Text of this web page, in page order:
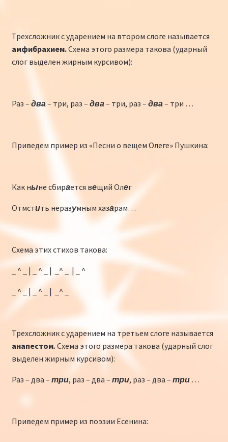
Трехсложник с ударением на втором слоге называется
амфибрахием.Схема этого размера такова (ударный
слог выделен жирным курсивом):
Раз – два– три, раз – два– три, раз – два– три …
Приведем пример из «Песни о вещем Олеге» Пушкина:
Как ныне сбирается вещий Олег
Отмстить неразумным хазарам…
Схема этих стихов такова:
_ ^ _ | _ ^ _ | _^ _ | _ ^
_ ^ _ | _ ^ _ | _^ _
Трехсложник с ударением на третьем слоге называется
анапестом. Схема этого размера такова (ударный слог
выделен жирным курсивом):
Раз – два – три, раз – два – три, раз – два – три…
Приведем пример из поэзии Есенина: